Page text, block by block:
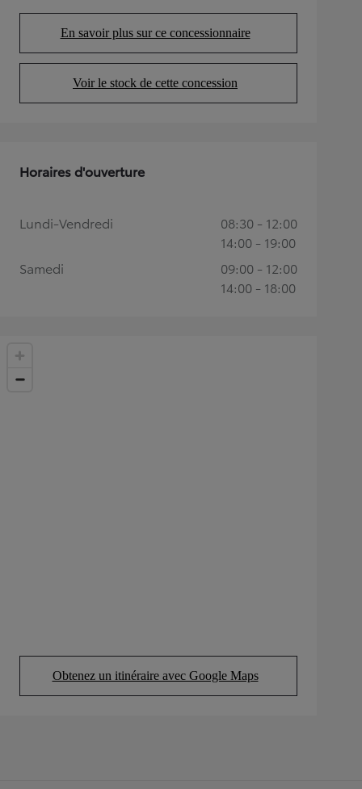
En savoir plus sur ce concessionnaire
(Opens in new tab)
Voir le stock de cette concession
(Opens in new tab)
Obtenez un itinéraire avec Google Maps
(Opens in new tab)
Horaires d'ouverture
Lundi-Vendredi
08:30 - 12:00
14:00 - 19:00
Samedi
09:00 - 12:00
14:00 - 18:00